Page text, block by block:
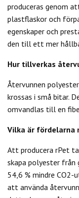
produceras genom
plastflaskor och
egenskaper och
den till ett mer
Hur tillverkas
Återvunnen
krossas i små bitar.
omvandlas till en
Vilka är fördelarna
Att producera rPet
skapa polyester från
54,6 % mindre
att använda